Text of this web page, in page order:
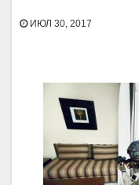
ИЮЛ 30, 2017